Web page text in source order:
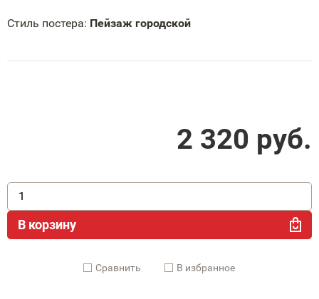
Стиль постера: Пейзаж городской
2 320 руб.
В корзину
Cравнить В избранное